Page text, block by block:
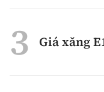
Giá xăng